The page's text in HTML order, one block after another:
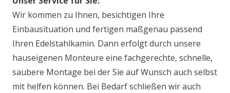
Wir kommen zu Ihnen, besichtigen Ihre
Einbausituation und fertigen maßgenau passend
Ihren Edelstahlkamin. Dann erfolgt durch unsere
hauseigenen Monteure eine fachgerechte, schnelle,
saubere Montage bei der Sie auf Wunsch auch selbst
mit helfen können. Bei Bedarf schließen wir auch